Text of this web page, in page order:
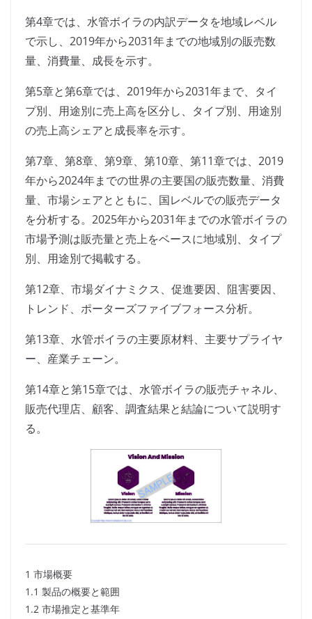
第4章では、水管ボイラの内訳データを地域レベル
で示し、2019年から2031年までの地域別の販売数
量、消費量、成長を示す。
第5章と第6章では、2019年から2031年まで、タイ
プ別、用途別に売上高を区分し、タイプ別、用途別
の売上高シェアと成長率を示す。
第7章、第8章、第9章、第10章、第11章では、2019
年から2024年までの世界の主要国の販売数量、消費
量、市場シェアとともに、国レベルでの販売データ
を分析する。2025年から2031年までの水管ボイラの
市場予測は販売量と売上をベースに地域別、タイプ
別、用途別で掲載する。
第12章、市場ダイナミクス、促進要因、阻害要因、
トレンド、ポーターズファイブフォース分析。
第13章、水管ボイラの主要原材料、主要サプライヤ
ー、産業チェーン。
第14章と第15章では、水管ボイラの販売チャネル、
販売代理店、顧客、調査結果と結論について説明す
る。
1 市場概要
1.1 製品の概要と範囲
1.2 市場推定と基準年